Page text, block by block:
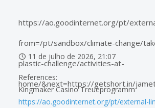
https://ao.goodinternet.org/pt/
from=/pt/sandbox/climate-change/
plastic-challenge/activities-at-
home/&next=https://getshort.in/
11 de julho de 2026, 21:07
References:
Kingmaker Casino Treueprogramm
https://ao.goodinternet.org/pt/external-